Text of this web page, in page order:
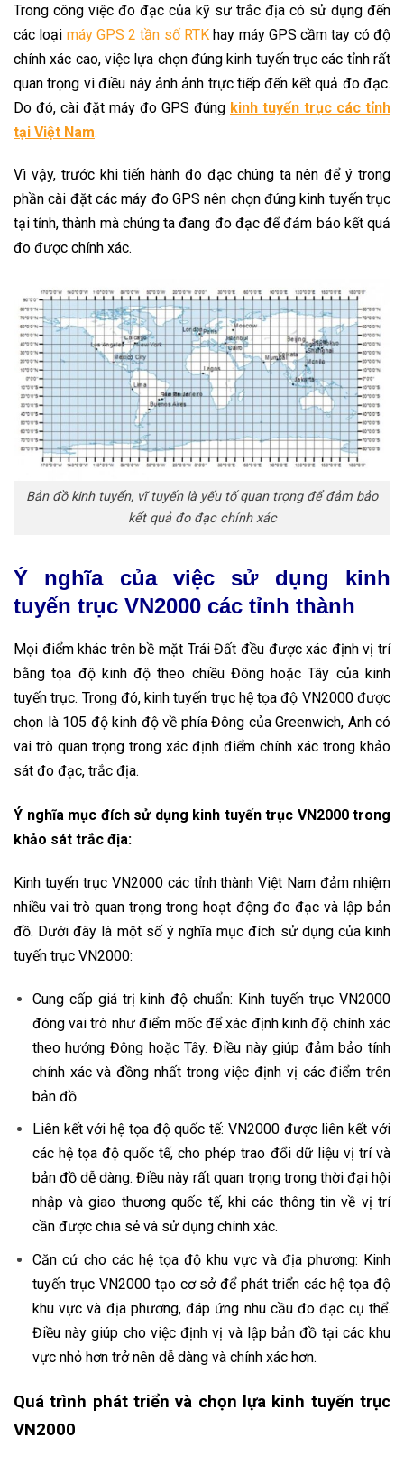
Trong công việc đo đạc của kỹ sư trắc địa có sử dụng đến
các loại máy GPS 2 tần số RTK hay máy GPS cầm tay có độ
chính xác cao, việc lựa chọn đúng kinh tuyến trục các tỉnh rất
quan trọng vì điều này ảnh ảnh trực tiếp đến kết quả đo đạc.
Do đó, cài đặt máy đo GPS đúng kinh tuyến trục các tỉnh
tại Việt Nam.
Vì vậy, trước khi tiến hành đo đạc chúng ta nên để ý trong
phần cài đặt các máy đo GPS nên chọn đúng kinh tuyến trục
tại tỉnh, thành mà chúng ta đang đo đạc để đảm bảo kết quả
đo được chính xác.
Bản đồ kinh tuyến, vĩ tuyến là yếu tố quan trọng để đảm bảo
kết quả đo đạc chính xác
Ý nghĩa của việc sử dụng kinh
tuyến trục VN2000 các tỉnh thành
Mọi điểm khác trên bề mặt Trái Đất đều được xác định vị trí
bằng tọa độ kinh độ theo chiều Đông hoặc Tây của kinh
tuyến trục. Trong đó, kinh tuyến trục hệ tọa độ VN2000 được
chọn là 105 độ kinh độ về phía Đông của Greenwich, Anh có
vai trò quan trọng trong xác định điểm chính xác trong khảo
sát đo đạc, trắc địa.
Ý nghĩa mục đích sử dụng kinh tuyến trục VN2000 trong
khảo sát trắc địa:
Kinh tuyến trục VN2000 các tỉnh thành Việt Nam đảm nhiệm
nhiều vai trò quan trọng trong hoạt động đo đạc và lập bản
đồ. Dưới đây là một số ý nghĩa mục đích sử dụng của kinh
tuyến trục VN2000:
Cung cấp giá trị kinh độ chuẩn: Kinh tuyến trục VN2000
đóng vai trò như điểm mốc để xác định kinh độ chính xác
theo hướng Đông hoặc Tây. Điều này giúp đảm bảo tính
chính xác và đồng nhất trong việc định vị các điểm trên
bản đồ.
Liên kết với hệ tọa độ quốc tế: VN2000 được liên kết với
các hệ tọa độ quốc tế, cho phép trao đổi dữ liệu vị trí và
bản đồ dễ dàng. Điều này rất quan trọng trong thời đại hội
nhập và giao thương quốc tế, khi các thông tin về vị trí
cần được chia sẻ và sử dụng chính xác.
Căn cứ cho các hệ tọa độ khu vực và địa phương: Kinh
tuyến trục VN2000 tạo cơ sở để phát triển các hệ tọa độ
khu vực và địa phương, đáp ứng nhu cầu đo đạc cụ thể.
Điều này giúp cho việc định vị và lập bản đồ tại các khu
vực nhỏ hơn trở nên dễ dàng và chính xác hơn.
Quá trình phát triển và chọn lựa kinh tuyến trục
VN2000